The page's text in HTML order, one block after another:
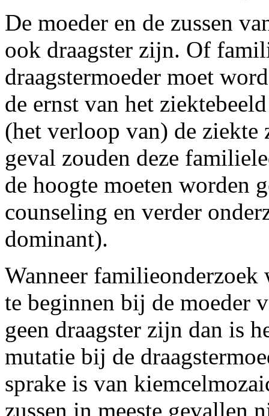
De moeder en de zussen
ook draagster zijn. Of
draagstermoeder moet
de ernst van het
(het verloop van) de
geval zouden deze
de hoogte moeten worden
counseling en verder
dominant).
Wanneer
te beginnen bij de moeder
geen draagster zijn dan is
mutatie bij de
sprake is van
zussen in meeste